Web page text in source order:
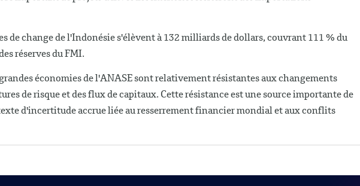
de change de l'Indonésie s'élèvent à 132 milliards de dollars, couvrant 111 % du
réserves du FMI.
économies de l'ANASE sont relativement résistantes aux changements
de risque et des flux de capitaux. Cette résistance est une source importante de
d'incertitude accrue liée au resserrement financier mondial et aux conflits